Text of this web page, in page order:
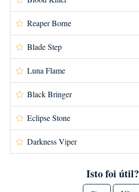
Reaper Borne
Blade Step
Luna Flame
Black Bringer
Eclipse Stone
Darkness Viper
Isto foi útil?